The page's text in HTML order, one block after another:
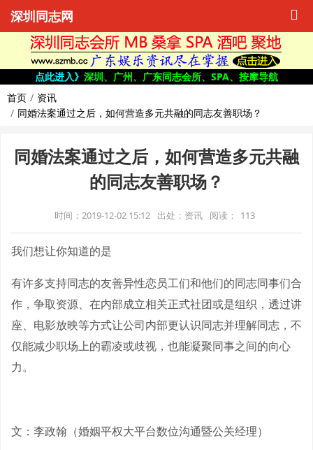
深圳同志网
点此进入》 深圳、广州、广东同志会所、SPA、按摩导航
首页
资讯
同婚法案通过之后，如何营造多元共融的同志友善职场？
同婚法案通过之后，如何营造多元共融
的同志友善职场？
时间：2019-12-02 15:12 出处：资讯 阅读： 113
我们想让你知道的是
有许多支持同志的友善异性恋员工们和他们的同志同事们合
作，争取资源、在内部成立相关正式社团或是组织，透过讲
座、电影放映等方式让公司内部更认识同志并理解同志，不
仅能减少职场上的霸凌或歧视，也能凝聚同事之间的向心
力。
文：李政翰（婚姻平权大平台数位沟通暨公关经理）